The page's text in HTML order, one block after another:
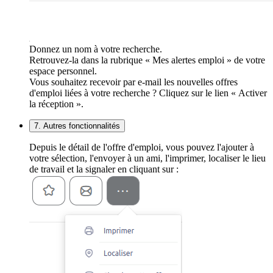
Donnez un nom à votre recherche.
Retrouvez-la dans la rubrique « Mes alertes emploi » de votre
espace personnel.
Vous souhaitez recevoir par e-mail les nouvelles offres
d'emploi liées à votre recherche ? Cliquez sur le lien « Activer
la réception ».
7. Autres fonctionnalités
Depuis le détail de l'offre d'emploi, vous pouvez l'ajouter à
votre sélection, l'envoyer à un ami, l'imprimer, localiser le lieu
de travail et la signaler en cliquant sur :